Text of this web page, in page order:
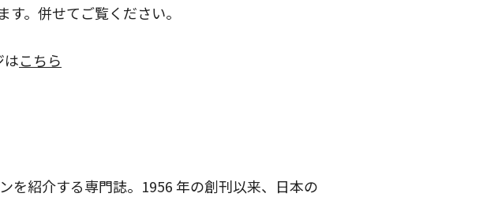
。併せてご覧ください。
はこちら
を紹介する専門誌。1956 年の創刊以来、日本の